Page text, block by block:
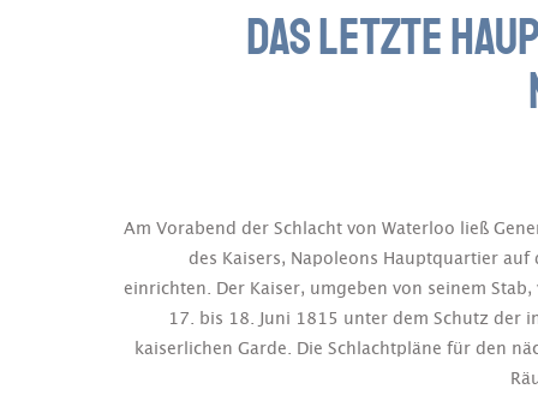
DAS LETZTE
Am Vorabend der Schlacht von Waterloo ließ
des Kaisers, Napoleons Hauptquartier auf
einrichten. Der Kaiser, umgeben von seinem
17. bis 18. Juni 1815 unter dem Schutz der
kaiserlichen Garde. Die Schlachtpläne für den